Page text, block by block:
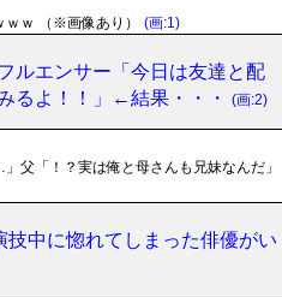
ｗ （※画像あり）
(画:1)
ルエンサー「今日は友達と配
るよ！！」←結果・・・
(画:2)
父「！？実は俺と母さんも兄妹なんだ」
技中に惚れてしまった俳優がい